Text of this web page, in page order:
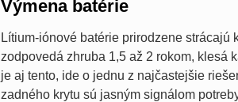
Výmena batérie
Lítium-iónové batérie prirodzene
zodpovedá zhruba 1,5 až 2 rokom, klesá
je aj tento, ide o jednu z najčastejšie
zadného krytu sú jasným signálom